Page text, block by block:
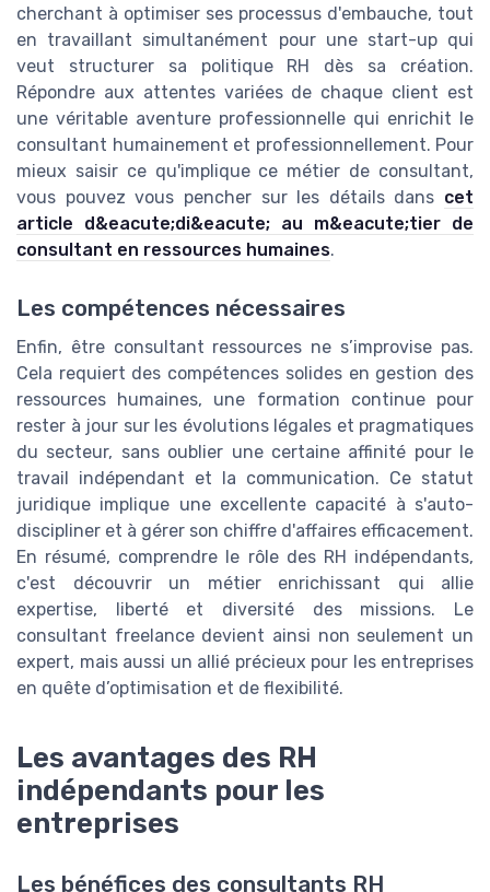
cherchant à optimiser ses processus d'embauche, tout
en travaillant simultanément pour une start-up qui
veut structurer sa politique RH dès sa création.
Répondre aux attentes variées de chaque client est
une véritable aventure professionnelle qui enrichit le
consultant humainement et professionnellement. Pour
mieux saisir ce qu'implique ce métier de consultant,
vous pouvez vous pencher sur les détails dans cet
article d&eacute;di&eacute; au m&eacute;tier de
consultant en ressources humaines.
Les compétences nécessaires
Enfin, être consultant ressources ne s’improvise pas.
Cela requiert des compétences solides en gestion des
ressources humaines, une formation continue pour
rester à jour sur les évolutions légales et pragmatiques
du secteur, sans oublier une certaine affinité pour le
travail indépendant et la communication. Ce statut
juridique implique une excellente capacité à s'auto-
discipliner et à gérer son chiffre d'affaires efficacement.
En résumé, comprendre le rôle des RH indépendants,
c'est découvrir un métier enrichissant qui allie
expertise, liberté et diversité des missions. Le
consultant freelance devient ainsi non seulement un
expert, mais aussi un allié précieux pour les entreprises
en quête d’optimisation et de flexibilité.
Les avantages des RH
indépendants pour les
entreprises
Les bénéfices des consultants RH